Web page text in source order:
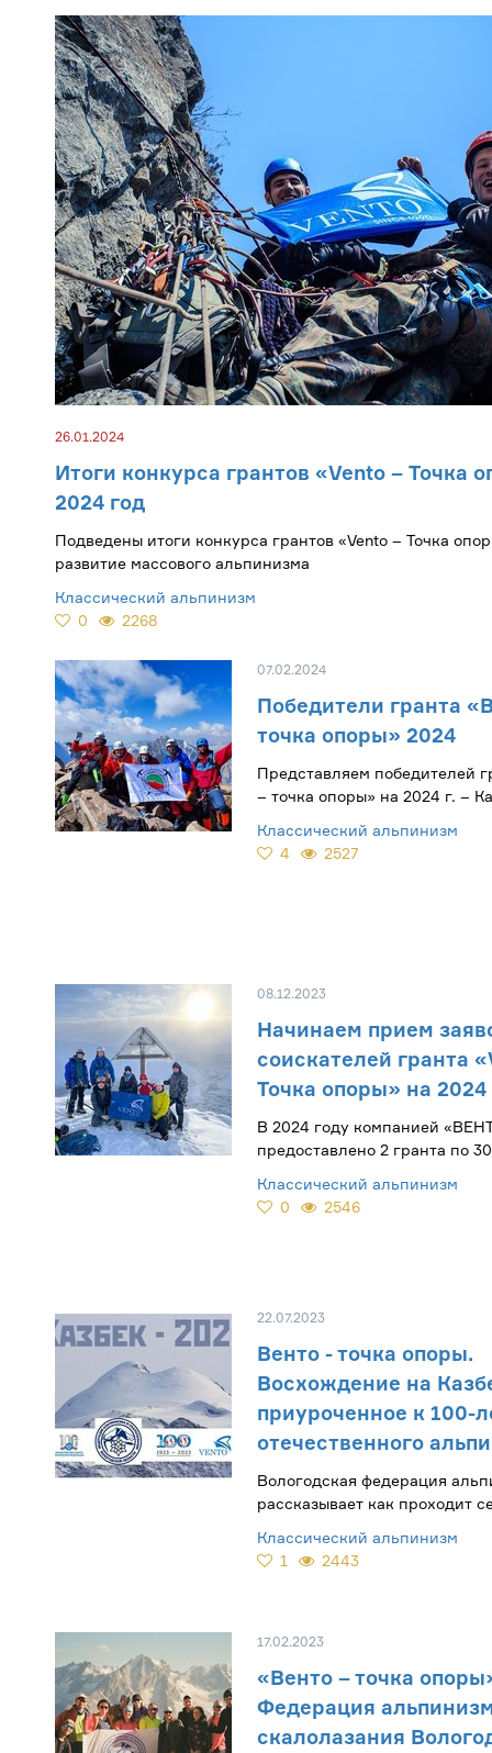
26.01.2024
Итоги конкурса грантов «Vento – Точка
2024 год
Подведены итоги конкурса грантов «Vento – Точка
развитие массового альпинизма
Классический альпинизм
0
2268
07.02.2024
Победители гранта
точка опоры» 2024
Представляем победителей
– точка опоры» на 2024 г. – Казанскую
Классический альпинизм
4
2527
08.12.2023
Начинаем прием
соискателей гранта
Точка опоры» на 2024
В 2024 году компанией
предоставлено 2 гранта по
Классический альпинизм
0
2546
22.07.2023
Венто - точка опоры.
Восхождение на
приуроченное к 100-
отечественного
Вологодская федерация
рассказывает как проходит
восхождении на Казбек
Классический альпинизм
1
2443
17.02.2023
«Венто – точка
Федерация
скалолазания